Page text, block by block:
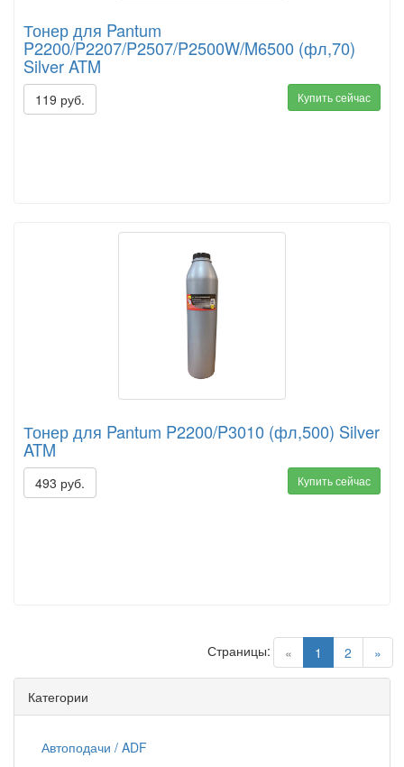
Тонер для Pantum
P2200/P2207/P2507/P2500W/M6500 (фл,70)
Silver ATM
119 руб. Купить сейчас
Тонер для Pantum P2200/P3010 (фл,500) Silver
ATM
493 руб. Купить сейчас
« 1 (current)
2 »
Страницы:
Категории
Автоподачи / ADF